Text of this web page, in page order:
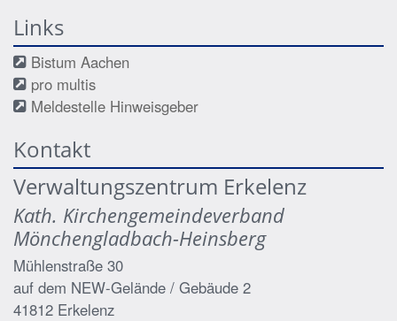
Links
Bistum Aachen
pro multis
Meldestelle Hinweisgeber
Kontakt
Verwaltungszentrum Erkelenz
Kath. Kirchengemeindeverband
Mönchengladbach-Heinsberg
Mühlenstraße 30
auf dem NEW-Gelände / Gebäude 2
41812 Erkelenz